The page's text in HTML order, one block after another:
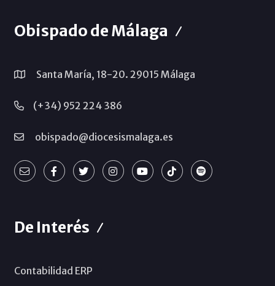
Obispado de Málaga
Santa María, 18-20. 29015 Málaga
(+34) 952 224 386
obispado@diocesismalaga.es
De Interés
Contabilidad ERP